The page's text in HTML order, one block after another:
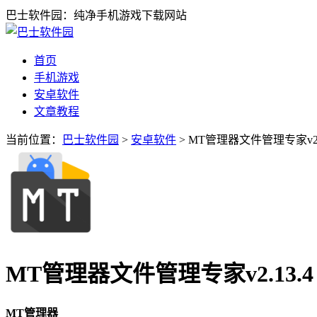
巴士软件园：纯净手机游戏下载网站
首页
手机游戏
安卓软件
文章教程
当前位置： 巴士软件园 > 安卓软件 > MT管理器文件管理专家
MT管理器文件管理专家v2.13.4
MT管理器